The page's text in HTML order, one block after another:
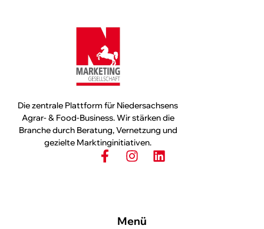
Die zentrale Plattform für Niedersachsens
Agrar- & Food-Business. Wir stärken die
Branche durch Beratung, Vernetzung und
gezielte Marktinginitiativen.
Menü